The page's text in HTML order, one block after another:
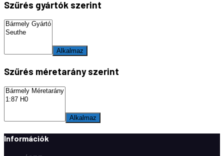
Szűrés gyártók szerint
Alkalmaz
Szűrés méretarány szerint
Alkalmaz
Információk